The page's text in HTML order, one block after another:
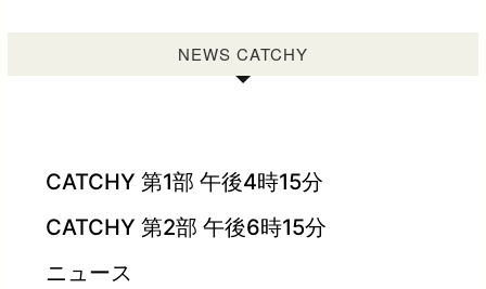
NEWS CATCHY
CATCHY 第1部 午後4時15分
CATCHY 第2部 午後6時15分
ニュース